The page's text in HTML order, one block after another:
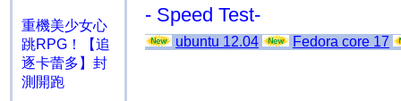
重機美少女心
跳RPG！【追
逐卡蕾多】封
測開跑
- Speed Test-
ubuntu 12.04 Fedora core 17